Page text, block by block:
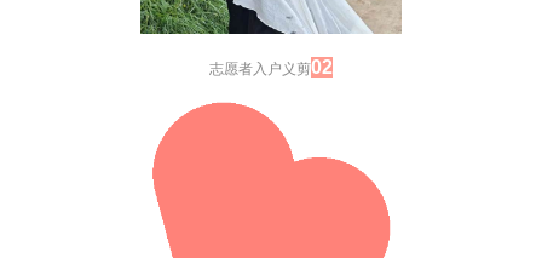
志愿者入户义剪02